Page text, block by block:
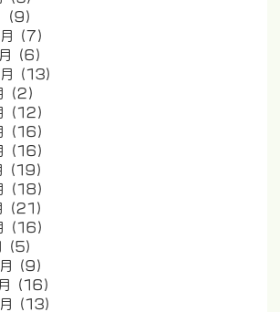
(9)
(7)
(6)
(13)
(2)
(12)
(16)
(16)
(19)
(18)
(21)
(16)
(5)
(9)
(16)
(13)